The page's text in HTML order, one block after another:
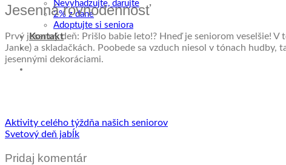
Nevyhadzujte, darujte
2% z dane
Adoptujte si seniora
Kontakt
Jesenná rovnodennosť
Prvý jesenný deň: Prišlo babie leto!? Hneď je seniorom veselšie!
Janke) a skladačkách. Poobede sa vzduch niesol v tónach
jesennými dekoráciami.
Aktivity celého týždňa našich seniorov
Svetový deň jabĺk
Pridaj komentár